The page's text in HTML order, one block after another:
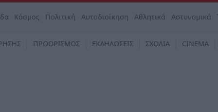
Κόσμος Πολιτική Αυτοδιοίκηση Αθλητικά Αστυνομικά
ΠΡΟΟΡΙΣΜΟΣ ΕΚΔΗΛΩΣΕΙΣ ΣΧΟΛΙΑ CINEMA